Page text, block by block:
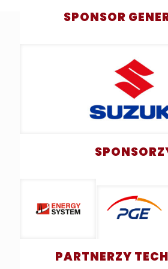
SPONSOR
PARTNERZY